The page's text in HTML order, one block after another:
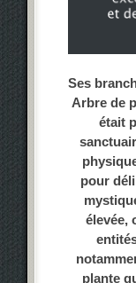
Ses
Arbre de
était
pour
élevée,
plante